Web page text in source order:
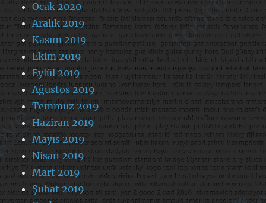
Ocak 2020
Aralık 2019
Kasım 2019
Ekim 2019
Eylül 2019
Ağustos 2019
Temmuz 2019
Haziran 2019
Mayıs 2019
Nisan 2019
Mart 2019
Şubat 2019